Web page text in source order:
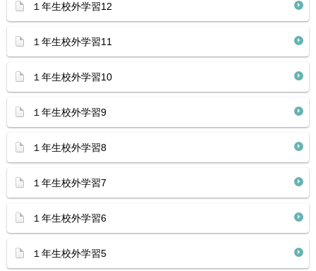
１年生校外学習12
１年生校外学習11
１年生校外学習10
１年生校外学習9
１年生校外学習8
１年生校外学習7
１年生校外学習6
１年生校外学習5